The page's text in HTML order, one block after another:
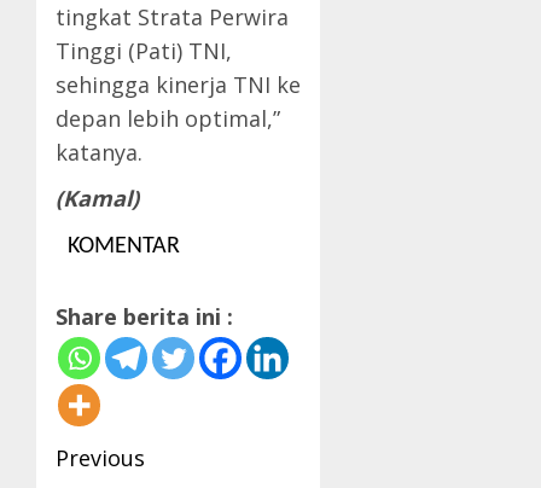
tingkat Strata Perwira
Tinggi (Pati) TNI,
sehingga kinerja TNI ke
depan lebih optimal,”
katanya.
(Kamal)
KOMENTAR
Share berita ini :
Post
Previous